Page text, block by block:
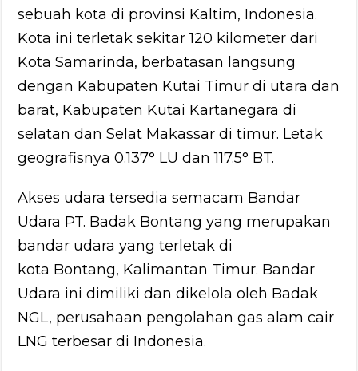
sebuah kota di provinsi Kaltim, Indonesia.
Kota ini terletak sekitar 120 kilometer dari
Kota Samarinda, berbatasan langsung
dengan Kabupaten Kutai Timur di utara dan
barat, Kabupaten Kutai Kartanegara di
selatan dan Selat Makassar di timur. Letak
geografisnya 0.137° LU dan 117.5° BT.
Akses udara tersedia semacam Bandar
Udara PT. Badak Bontang yang merupakan
bandar udara yang terletak di
kota Bontang, Kalimantan Timur. Bandar
Udara ini dimiliki dan dikelola oleh Badak
NGL, perusahaan pengolahan gas alam cair
LNG terbesar di Indonesia.